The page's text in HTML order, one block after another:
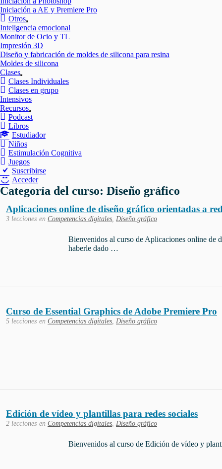
Iniciación a AE y Premiere Pro
Otros
Mostrar
el
submenú
Inteligencia emocional
Monitor de Ocio y TL
Impresión 3D
Diseño y fabricación de moldes de silicona para resina
Moldes de silicona
Clases
Mostrar
el
submenú
Clases Individuales
Clases en grupo
Intensivos
Recursos
Mostrar
el
Podcast
Libros
Estudiador
Niños
Estimulación Cognitiva
Juegos
Suscribirse
Acceder
Categoría del curso: Diseño gráfico
Aplicaciones online de diseño gráfico orientadas a
3 lecciones en Competencias digitales Diseño gráfico
Bienvenidos al curso de Aplicaciones online de
haberle dado …
Curso de Essential Graphics de Adobe Premiere Pro
5 lecciones en Competencias digitales Diseño gráfico
Edición de vídeo y plantillas para redes sociales
2 lecciones en Competencias digitales Diseño gráfico
Bienvenidos al curso de Edición de vídeo y